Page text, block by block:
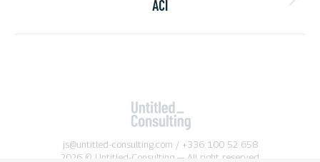
Projets
ACI
js@untitled-consulting.com / +336 100 52 658
2026 © Untitled-Consulting — All right reserved